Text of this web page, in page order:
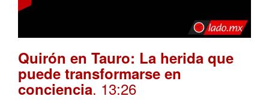
Quirón en Tauro: La herida que
puede transformarse en
conciencia. 13:26